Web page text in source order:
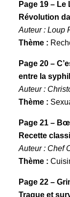
Page 19 –
Révolution
Auteur : Loup
Thème :
Page 20 –
entre la
Auteur :
Thème :
Page 21 –
Recette
Auteur : Chef
Thème :
Page 22 –
Traque et